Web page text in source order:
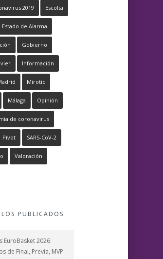
2019 Escolta
Estado de Alarma
Gobierno
Información
Mirotic
Málaga Opinión
de coronavirus
Pívot SARS-CoV-2
Valoración
PUBLICADOS
EuroBasket 2026:
de Final, Previa, MVP